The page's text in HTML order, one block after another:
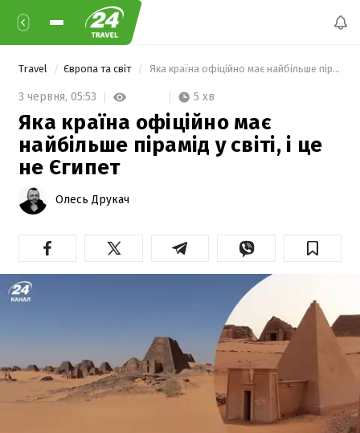
Travel Європа та світ Яка країна офіційно має найбільше пірамід у світі, і це не Єгипет
3 червня, 05:53 5 хв
Яка країна офіційно має
найбільше пірамід у світі, і це
не Єгипет
Олесь Друкач